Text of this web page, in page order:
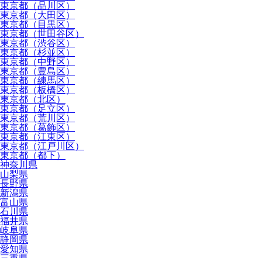
東京都（品川区）
東京都（大田区）
東京都（目黒区）
東京都（世田谷区）
東京都（渋谷区）
東京都（杉並区）
東京都（中野区）
東京都（豊島区）
東京都（練馬区）
東京都（板橋区）
東京都（北区）
東京都（足立区）
東京都（荒川区）
東京都（葛飾区）
東京都（江東区）
東京都（江戸川区）
東京都（都下）
神奈川県
山梨県
長野県
新潟県
富山県
石川県
福井県
岐阜県
静岡県
愛知県